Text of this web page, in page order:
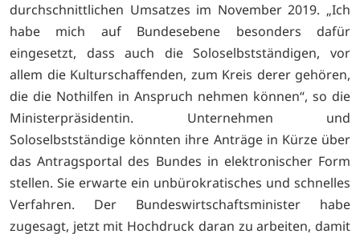
durchschnittlichen Umsatzes im November 2019. „Ich
habe mich auf Bundesebene besonders dafür
eingesetzt, dass auch die Soloselbstständigen, vor
allem die Kulturschaffenden, zum Kreis derer gehören,
die die Nothilfen in Anspruch nehmen können“, so die
Ministerpräsidentin. Unternehmen und
Soloselbstständige könnten ihre Anträge in Kürze über
das Antragsportal des Bundes in elektronischer Form
stellen. Sie erwarte ein unbürokratisches und schnelles
Verfahren. Der Bundeswirtschaftsminister habe
zugesagt, jetzt mit Hochdruck daran zu arbeiten, damit